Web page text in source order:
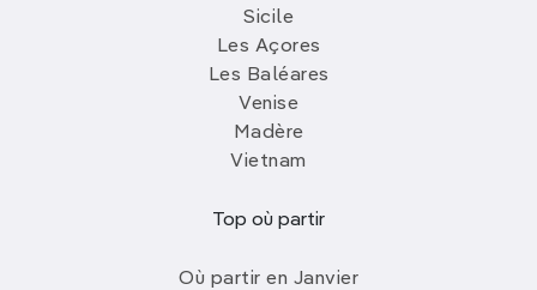
Sicile
Les Açores
Les Baléares
Venise
Madère
Vietnam
Top où partir
Où partir en Janvier